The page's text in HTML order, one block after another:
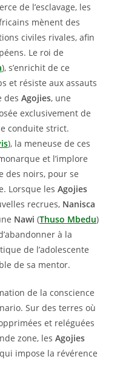
de l’esclavage, les
mènent des
civiles rivales, afin
Le roi de
), s’enrichit de ce
et résiste aux assauts
des Agojies, une
exclusivement de
conduite strict.
), la meneuse de ces
et l’implore
des noirs, pour se
Lorsque les Agojies
recrues, Nanisca
Nawi (Thuso Mbedu)
à la
de l’adolescente
de sa mentor.
de la conscience
Sur des terres où
et reléguées
zone, les Agojies
impose la révérence